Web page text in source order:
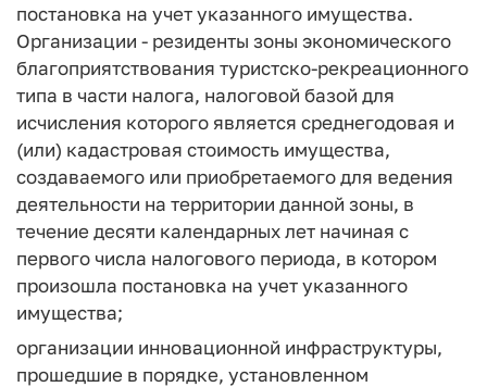
постановка на учет указанного имущества.
Организации - резиденты зоны экономического
благоприятствования туристско-рекреационного
типа в части налога, налоговой базой для
исчисления которого является среднегодовая и
(или) кадастровая стоимость имущества,
создаваемого или приобретаемого для ведения
деятельности на территории данной зоны, в
течение десяти календарных лет начиная с
первого числа налогового периода, в котором
произошла постановка на учет указанного
имущества;
организации инновационной инфраструктуры,
прошедшие в порядке, установленном